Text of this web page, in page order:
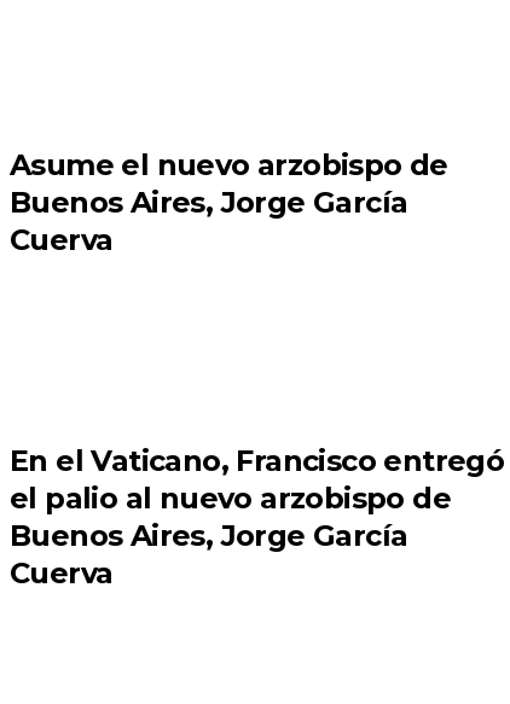
Asume el nuevo arzobispo de
Buenos Aires, Jorge García
Cuerva
En el Vaticano, Francisco entregó
el palio al nuevo arzobispo de
Buenos Aires, Jorge García
Cuerva